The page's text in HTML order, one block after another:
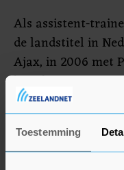
Toestemming
Als assistent-
de landstitel in
Ajax, in 2006 met
keer kampioen: in
Slot verzorgde bij
rapporteerde aan
treedt dinsdag in
tegen het Deense